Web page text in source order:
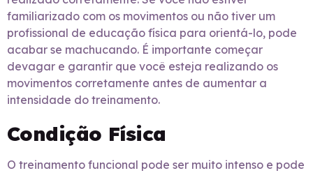
familiarizado com os movimentos ou não tiver um
profissional de educação física para orientá-lo, pode
acabar se machucando. É importante começar
devagar e garantir que você esteja realizando os
movimentos corretamente antes de aumentar a
intensidade do treinamento.
Condição Física
O treinamento funcional pode ser muito intenso e pode